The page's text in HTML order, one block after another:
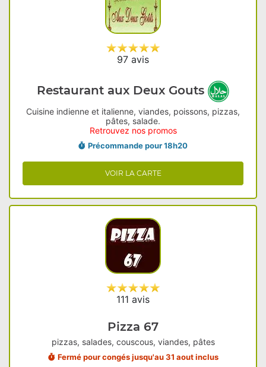
97 avis
Restaurant aux Deux Gouts
Cuisine indienne et italienne, viandes, poissons, pizzas,
pâtes, salade.
Retrouvez nos promos
Précommande pour 18h20
VOIR LA CARTE
111 avis
Pizza 67
pizzas, salades, couscous, viandes, pâtes
Fermé pour congés jusqu'au 31 aout inclus